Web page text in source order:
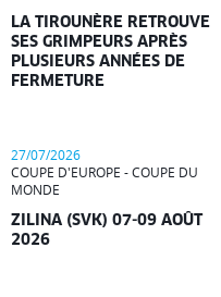
LA TIROUNÈRE RETROUVE
SES GRIMPEURS APRÈS
PLUSIEURS ANNÉES DE
FERMETURE
27/07/2026
COUPE D'EUROPE - COUPE DU
MONDE
ZILINA (SVK) 07-09 AOÛT
2026